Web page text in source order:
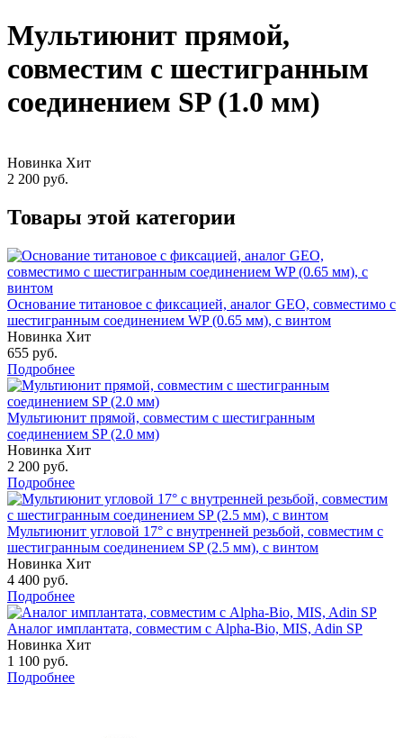
Мультиюнит прямой,
совместим с шестигранным
соединением SP (1.0 мм)
Новинка Хит
2 200 руб.
Товары этой категории
Основание титановое с фиксацией, аналог GEO, совместимо с
шестигранным соединением WP (0.65 мм), с винтом
Новинка Хит
655 руб.
Подробнее
Мультиюнит прямой, совместим с шестигранным
соединением SP (2.0 мм)
Новинка Хит
2 200 руб.
Подробнее
Мультиюнит угловой 17° с внутренней резьбой, совместим с
шестигранным соединением SP (2.5 мм), с винтом
Новинка Хит
4 400 руб.
Подробнее
Аналог имплантата, совместим с Alpha-Bio, MIS, Adin SP
Новинка Хит
1 100 руб.
Подробнее